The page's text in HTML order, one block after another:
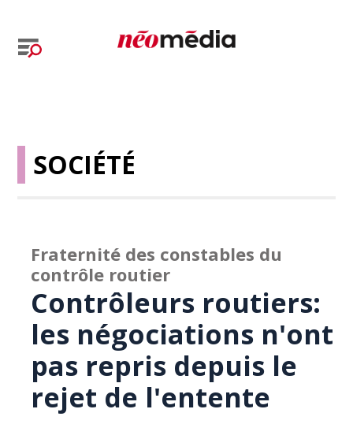
SOCIÉTÉ
Fraternité des constables du
contrôle routier
Contrôleurs routiers:
les négociations n'ont
pas repris depuis le
rejet de l'entente